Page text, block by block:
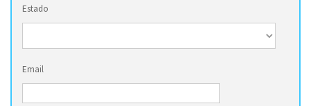
Estado
Email